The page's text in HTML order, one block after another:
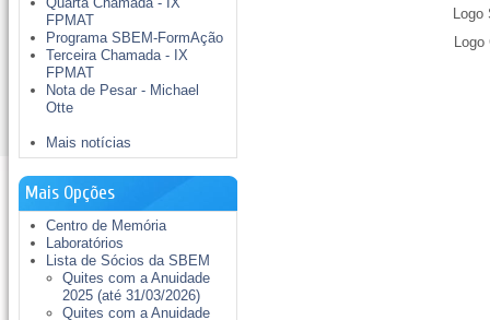
FPMAT
Programa SBEM-FormAção
Terceira Chamada - IX
FPMAT
Nota de Pesar - Michael
Otte
Mais notícias
Mais Opções
Centro de Memória
Laboratórios
Lista de Sócios da SBEM
Quites com a Anuidade
2025 (até 31/03/2026)
Quites com a Anuidade
Logo
Logo